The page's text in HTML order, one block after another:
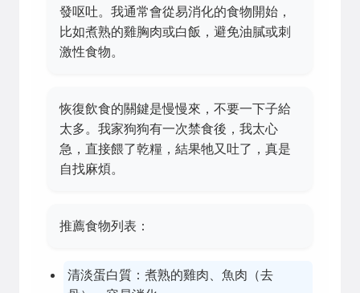
發呕吐。我通常會從易消化的食物開始，
比如煮熟的雞胸肉或白飯，避免油膩或刺
激性食物。
恢復飲食的關鍵是慢慢來，不要一下子給
太多。我家狗狗有一次禁食後，我太心
急，直接餵了乾糧，結果牠又吐了，真是
自找麻煩。
推薦食物列表：
清淡蛋白質：煮熟的雞肉、魚肉（去